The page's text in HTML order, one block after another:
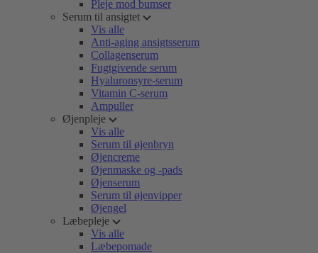
Pleje mod bumser
Serum til ansigtet
Vis alle
Anti-aging ansigtsserum
Collagenserum
Fugtgivende serum
Hyaluronsyre-serum
Vitamin C-serum
Ampuller
Øjenpleje
Vis alle
Serum til øjenbryn
Øjencreme
Øjenmaske og -pads
Øjenserum
Serum til øjenvipper
Øjengel
Læbepleje
Vis alle
Læbepomade